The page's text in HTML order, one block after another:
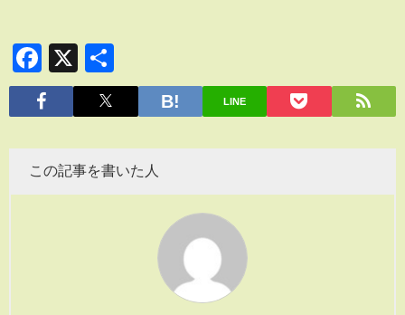
Facebook
X
有
LINE
この記事を書いた人